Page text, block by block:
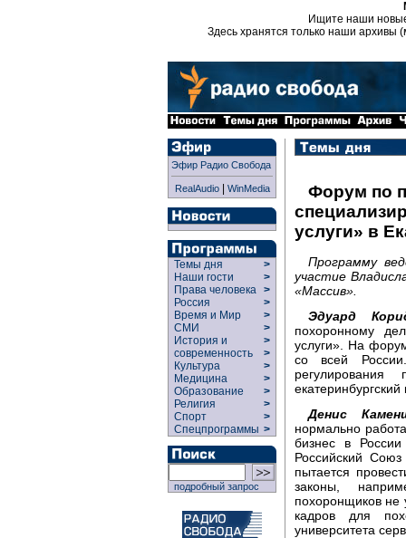
Ищите наши
Здесь хранятся только наши архивы
Эфир Радио Свобода
RealAudio| WinMedia
Темы дня
>
Наши гости
>
Права человека >
Россия
>
Время и Мир
>
СМИ
>
История и
современность
>
>
Культура
>
Медицина
>
Образование
>
Религия
>
Спорт
>
Спецпрограммы >
подробный запрос
Форум по
услуги» в
Программу
участие
«Массив».
Эдуард
похоронному
услуги». На
со всей
Денис
нормально
бизнес в
Российский
пытается
законы,
похоронщиков не
кадров для
университета